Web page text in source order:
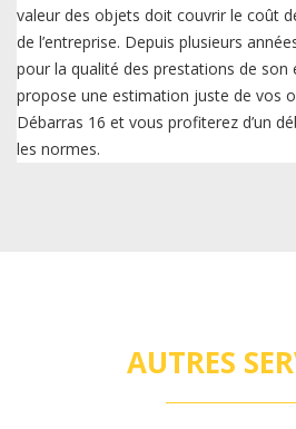
valeur des objets doit couvrir le coût
de l’entreprise. Depuis plusieurs
pour la qualité des prestations de son
propose une estimation juste de vos
Débarras 16 et vous profiterez d’un
les normes.
AUTRES